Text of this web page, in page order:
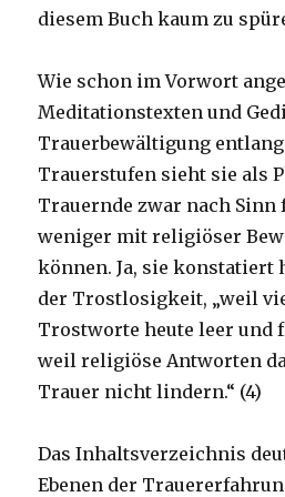
diesem Buch kaum zu
Wie schon im Vorwort
Meditationstexten und
Trauerbewältigung
Trauerstufen sieht sie als
Trauernde zwar nach Sinn
weniger mit religiöser
können. Ja, sie konstatiert
der Trostlosigkeit, „weil
Trostworte heute leer und
weil religiöse Antworten
Trauer nicht lindern.“ (4)
Das Inhaltsverzeichnis
Ebenen der